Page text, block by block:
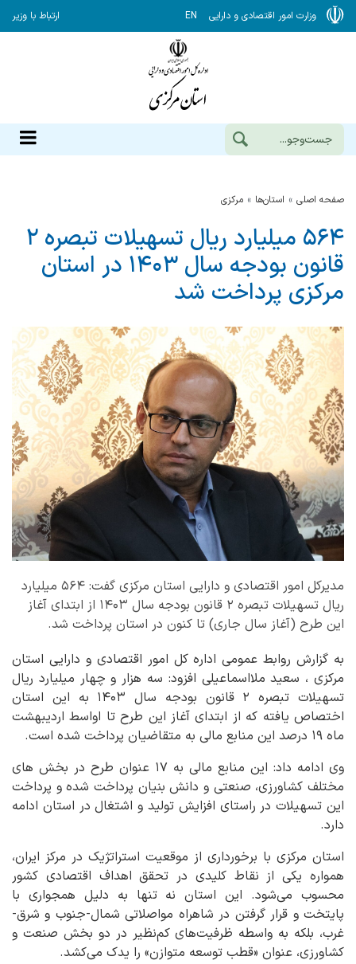
وزارت امور اقتصادی و دارایی EN ارتباط با وزیر
صفحه اصلی استان‌ها مركزي
۵۶۴ میلیارد ریال تسهیلات تبصره ۲
قانون بودجه سال ۱۴۰۳ در استان
مرکزی پرداخت شد
مدیرکل امور اقتصادی و دارایی استان مرکزی گفت: ۵۶۴ میلیارد
ریال تسهیلات تبصره ۲ قانون بودجه سال ۱۴۰۳ از ابتدای آغاز
این طرح (آغاز سال جاری) تا کنون در استان پرداخت شد.
به گزارش روابط عمومی اداره کل امور اقتصادی و دارایی استان
مرکزی ، سعید ملااسماعیلی افزود: سه هزار و چهار میلیارد ریال
تسهیلات تبصره ۲ قانون بودجه سال ۱۴۰۳ به این استان
اختصاص یافته که از ابتدای آغاز این طرح تا اواسط اردیبهشت
ماه ۱۹ درصد این منابع مالی به متقاضیان پرداخت شده است.
وی ادامه داد: این منابع مالی به ۱۷ عنوان طرح در بخش های
مختلف کشاورزی، صنعتی و دانش بنیان پرداخت شده و پرداخت
این تسهیلات در راستای افزایش تولید و اشتغال در استان ادامه
دارد.
استان مرکزی با برخورداری از موقعیت استراتژیک در مرکز ایران،
همواره یکی از نقاط کلیدی در تحقق اهداف اقتصادی کشور
محسوب می‌شود. این استان نه تنها به دلیل همجواری با
پایتخت و قرار گرفتن در شاهراه مواصلاتی شمال-جنوب و شرق-
غرب، بلکه به واسطه ظرفیت‌های کم‌نظیر در دو بخش صنعت و
کشاورزی، عنوان «قطب توسعه متوازن» را یدک می‌کشد.